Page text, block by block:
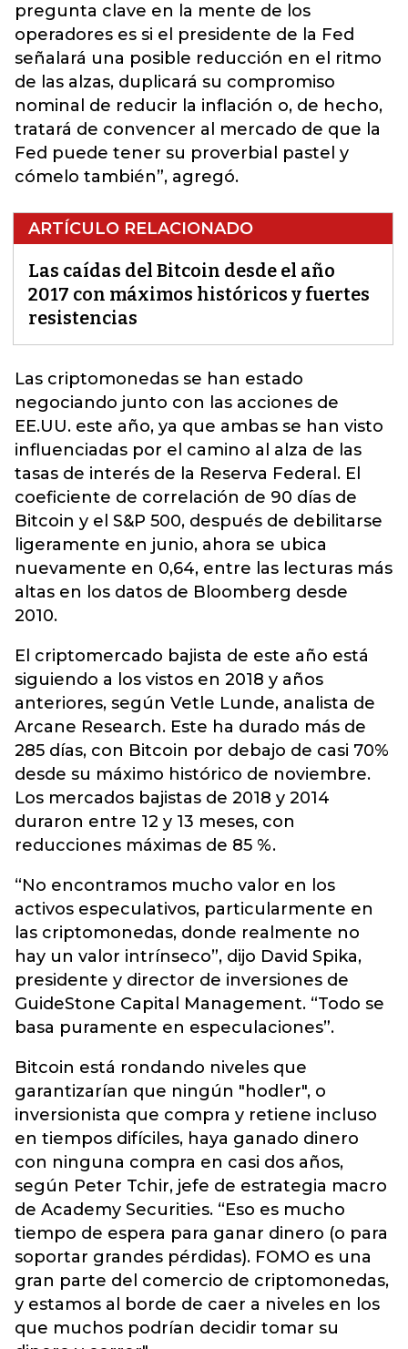
pregunta clave en la mente de los
operadores es si el presidente de la Fed
señalará una posible reducción en el ritmo
de las alzas, duplicará su compromiso
nominal de reducir la inflación o, de hecho,
tratará de convencer al mercado de que la
Fed puede tener su proverbial pastel y
cómelo también”, agregó.
ARTÍCULO RELACIONADO
Las caídas del Bitcoin desde el año
2017 con máximos históricos y fuertes
resistencias
Las criptomonedas se han estado
negociando junto con las acciones de
EE.UU. este año, ya que ambas se han visto
influenciadas por el camino al alza de las
tasas de interés de la Reserva Federal. El
coeficiente de correlación de 90 días de
Bitcoin y el S&P 500, después de debilitarse
ligeramente en junio, ahora se ubica
nuevamente en 0,64, entre las lecturas más
altas en los datos de Bloomberg desde
2010.
El criptomercado bajista de este año está
siguiendo a los vistos en 2018 y años
anteriores, según Vetle Lunde, analista de
Arcane Research. Este ha durado más de
285 días, con Bitcoin por debajo de casi 70%
desde su máximo histórico de noviembre.
Los mercados bajistas de 2018 y 2014
duraron entre 12 y 13 meses, con
reducciones máximas de 85 %.
“No encontramos mucho valor en los
activos especulativos, particularmente en
las criptomonedas, donde realmente no
hay un valor intrínseco”, dijo David Spika,
presidente y director de inversiones de
GuideStone Capital Management. “Todo se
basa puramente en especulaciones”.
Bitcoin está rondando niveles que
garantizarían que ningún "hodler", o
inversionista que compra y retiene incluso
en tiempos difíciles, haya ganado dinero
con ninguna compra en casi dos años,
según Peter Tchir, jefe de estrategia macro
de Academy Securities. “Eso es mucho
tiempo de espera para ganar dinero (o para
soportar grandes pérdidas). FOMO es una
gran parte del comercio de criptomonedas,
y estamos al borde de caer a niveles en los
que muchos podrían decidir tomar su